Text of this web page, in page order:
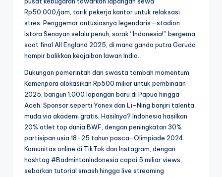
Rp50.000/jam, tarik pekerja kantor untuk relaksasi
stres. Penggemar antusiasnya legendaris—stadion
Istora Senayan selalu penuh, sorak “Indonesia!” bergema
saat final All England 2025, di mana ganda putra Garuda
hampir balikkan keajaiban lawan India.
Dukungan pemerintah dan swasta tambah momentum:
Kemenpora alokasikan Rp500 miliar untuk pembinaan
2025, bangun 1.000 lapangan baru di Papua hingga
Aceh. Sponsor seperti Yonex dan Li-Ning banjiri talenta
muda via akademi gratis. Hasilnya? Indonesia hasilkan
20% atlet top dunia BWF, dengan peningkatan 30%
partisipan usia 18-25 tahun pasca-Olimpiade 2024.
Komunitas online di TikTok dan Instagram, dengan
hashtag #BadmintonIndonesia capai 5 miliar views,
sebarkan tutorial smash hingga live streaming